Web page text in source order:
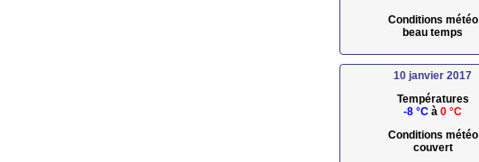
Conditions météo
beau temps
10 janvier 2017
Températures
-8 °C à 0 °C
Conditions météo
couvert